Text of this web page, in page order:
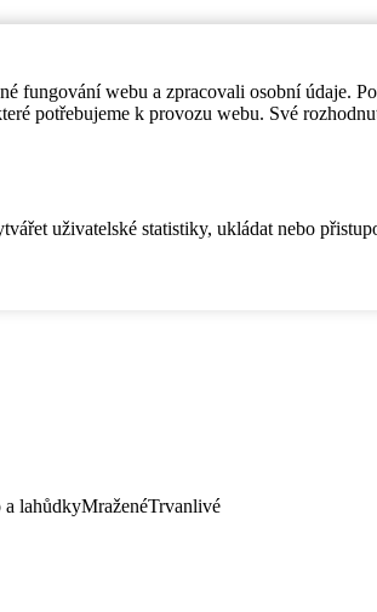
fungování webu a zpracovali osobní údaje.
potřebujeme k provozu webu. Své
uživatelské statistiky, ukládat nebo
a lahůdkyMraženéTrvanlivé